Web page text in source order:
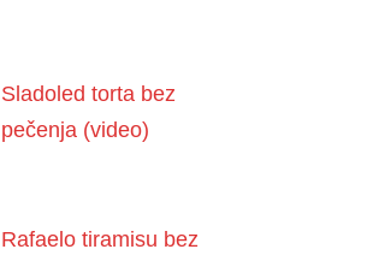
Sladoled torta bez
pečenja (video)
Rafaelo tiramisu bez